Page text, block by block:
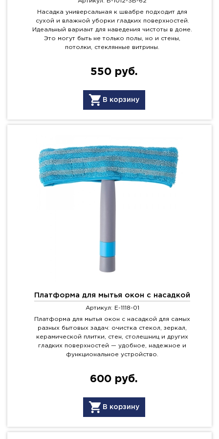
Насадка универсальная к швабре подходит для
сухой и влажной уборки гладких поверхностей.
Идеальный вариант для наведения чистоты в доме.
Это могут быть не только полы, но и стены,
потолки, стеклянные витрины.
550 руб.
В корзину
Платформа для мытья окон с насадкой
Артикул: E-1118-01
Платформа для мытья окон с насадкой для самых
разных бытовых задач: очистка стекол, зеркал,
керамической плитки, стен, столешниц и других
гладких поверхностей — удобное, надежное и
функциональное устройство.
600 руб.
В корзину